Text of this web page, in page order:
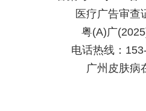
医疗广告审查
粤(A)广
电话热线：
广州皮肤病